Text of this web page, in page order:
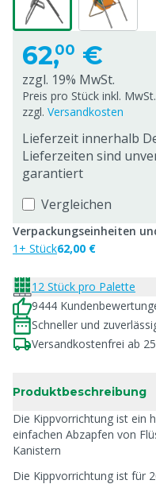
62,00 €
zzgl. 19% MwSt.
Preis pro Stück inkl.
zzgl. Versandkosten
Lieferzeit innerhalb
Lieferzeiten sind
garantiert
Vergleichen
Verpackungseinheiten
1+ Stück62,00 €
12 Stück pro Palette
9444
Schneller und
Versandkostenfrei ab
Produktbeschreibung
Die Kippvorrichtung ist ein
einfachen Abzapfen von
Kanistern
Die Kippvorrichtung ist für